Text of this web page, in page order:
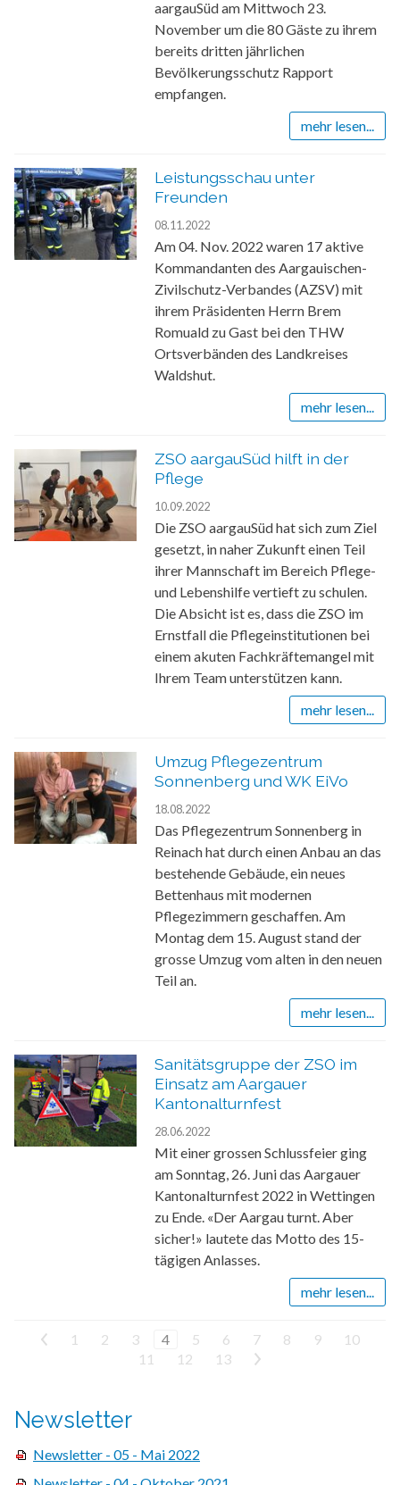
aargauSüd am Mittwoch 23.
November um die 80 Gäste zu ihrem
bereits dritten jährlichen
Bevölkerungsschutz Rapport
empfangen.
mehr lesen...
Leistungsschau unter
Freunden
08.11.2022
Am 04. Nov. 2022 waren 17 aktive
Kommandanten des Aargauischen-
Zivilschutz-Verbandes (AZSV) mit
ihrem Präsidenten Herrn Brem
Romuald zu Gast bei den THW
Ortsverbänden des Landkreises
Waldshut.
mehr lesen...
ZSO aargauSüd hilft in der
Pflege
10.09.2022
Die ZSO aargauSüd hat sich zum Ziel
gesetzt, in naher Zukunft einen Teil
ihrer Mannschaft im Bereich Pflege-
und Lebenshilfe vertieft zu schulen.
Die Absicht ist es, dass die ZSO im
Ernstfall die Pflegeinstitutionen bei
einem akuten Fachkräftemangel mit
Ihrem Team unterstützen kann.
mehr lesen...
Umzug Pflegezentrum
Sonnenberg und WK EiVo
18.08.2022
Das Pflegezentrum Sonnenberg in
Reinach hat durch einen Anbau an das
bestehende Gebäude, ein neues
Bettenhaus mit modernen
Pflegezimmern geschaffen. Am
Montag dem 15. August stand der
grosse Umzug vom alten in den neuen
Teil an.
mehr lesen...
Sanitätsgruppe der ZSO im
Einsatz am Aargauer
Kantonalturnfest
28.06.2022
Mit einer grossen Schlussfeier ging
am Sonntag, 26. Juni das Aargauer
Kantonalturnfest 2022 in Wettingen
zu Ende. «Der Aargau turnt. Aber
sicher!» lautete das Motto des 15-
tägigen Anlasses.
mehr lesen...
< 1 2 3 4 5 6 7 8 9
10
11
12 13 >
Newsletter
Newsletter - 05 - Mai 2022